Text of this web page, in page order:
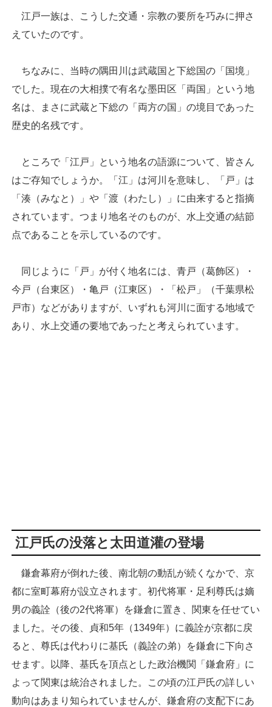
江戸一族は、こうした交通・宗教の要所を巧みに押さ
えていたのです。
ちなみに、当時の隅田川は武蔵国と下総国の「国境」
でした。現在の大相撲で有名な墨田区「両国」という地
名は、まさに武蔵と下総の「両方の国」の境目であった
歴史的名残です。
ところで「江戸」という地名の語源について、皆さん
はご存知でしょうか。「江」は河川を意味し、「戸」は
「湊（みなと）」や「渡（わたし）」に由来すると指摘
されています。つまり地名そのものが、水上交通の結節
点であることを示しているのです。
同じように「戸」が付く地名には、青戸（葛飾区）・
今戸（台東区）・亀戸（江東区）・「松戸」（千葉県松
戸市）などがありますが、いずれも河川に面する地域で
あり、水上交通の要地であったと考えられています。
江戸氏の没落と太田道灌の登場
鎌倉幕府が倒れた後、南北朝の動乱が続くなかで、京
都に室町幕府が設立されます。初代将軍・足利尊氏は嫡
男の義詮（後の2代将軍）を鎌倉に置き、関東を任せてい
ました。その後、貞和5年（1349年）に義詮が京都に戻
ると、尊氏は代わりに基氏（義詮の弟）を鎌倉に下向さ
せます。以降、基氏を頂点とした政治機関「鎌倉府」に
よって関東は統治されました。この頃の江戸氏の詳しい
動向はあまり知られていませんが、鎌倉府の支配下にあ